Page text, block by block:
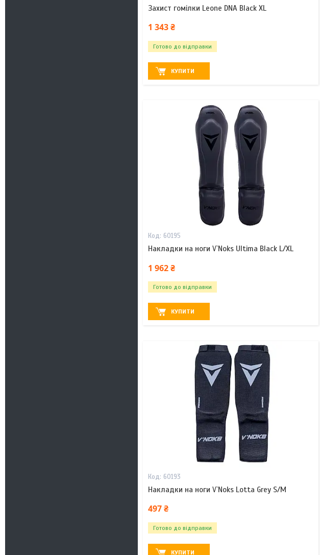
Захист гомілки Leone DNA Black XL
1 343 ₴
Готово до відправки
КУПИТИ
60195
Накладки на ноги V`Noks Ultima Black L/XL
1 962 ₴
Готово до відправки
КУПИТИ
60193
Накладки на ноги V`Noks Lotta Grey S/M
497 ₴
Готово до відправки
КУПИТИ